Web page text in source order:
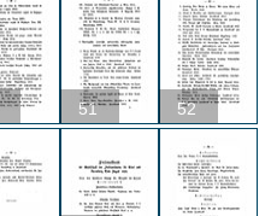
51 52